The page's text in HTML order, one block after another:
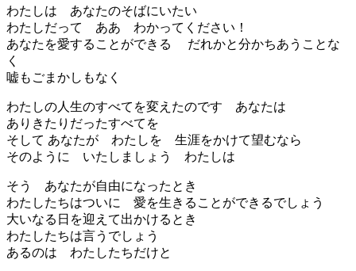
わたしは あなたのそばにいたい
わたしだって ああ わかってください！
あなたを愛することができる だれかと分かちあうことな
く
嘘もごまかしもなく
わたしの人生のすべてを変えたのです あなたは
ありきたりだったすべてを
そして あなたが わたしを 生涯をかけて望むなら
そのように いたしましょう わたしは
そう あなたが自由になったとき
わたしたちはついに 愛を生きることができるでしょう
大いなる日を迎えて出かけるとき
わたしたちは言うでしょう
あるのは わたしたちだけと